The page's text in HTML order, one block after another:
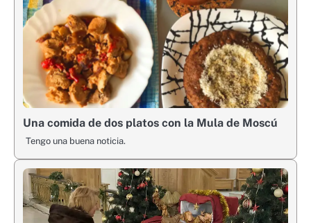
Una comida de dos platos con la Mula de Moscú
Tengo una buena noticia.